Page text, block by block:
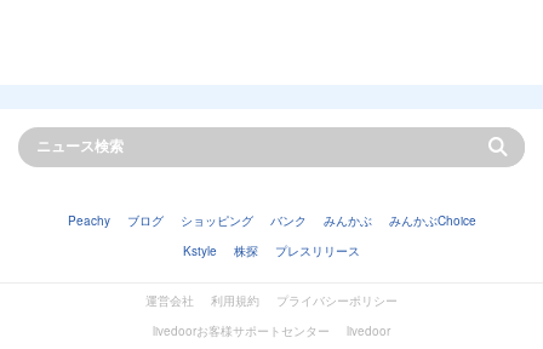
Peachy ブログ ショッピング バンク みんかぶ
みんかぶChoice
Kstyle
株探 プレスリリース
運営会社 利用規約
プライバシーポリシー
livedoorお客様サポートセンター
livedoor